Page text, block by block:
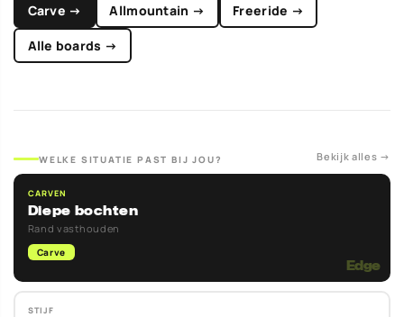
Carve → Allmountain → Freeride →
Alle boards →
WELKE SITUATIE PAST BIJ JOU? Bekijk alles →
CARVEN
Diepe bochten
Rand vasthouden
Carve
STIJF